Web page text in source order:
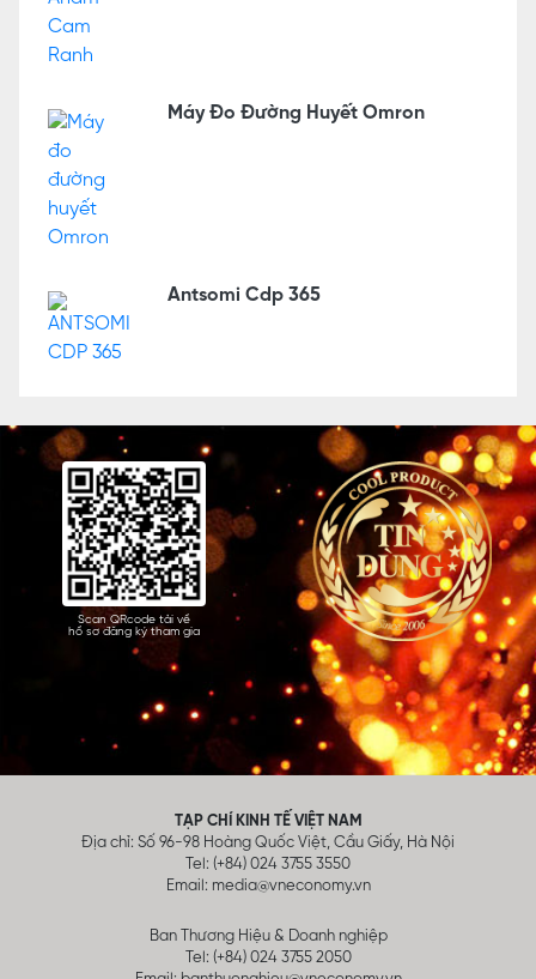
Máy Đo Đường Huyết Omron
Antsomi Cdp 365
Scan QRcode tải về
hồ sơ đăng ký tham gia
TẠP CHÍ KINH TẾ VIỆT NAM
Địa chỉ: Số 96-98 Hoàng Quốc Việt, Cầu Giấy, Hà Nội
Tel: (+84) 024 3755 3550
Email: media@vneconomy.vn
Ban Thương Hiệu & Doanh nghiệp
Tel: (+84) 024 3755 2050